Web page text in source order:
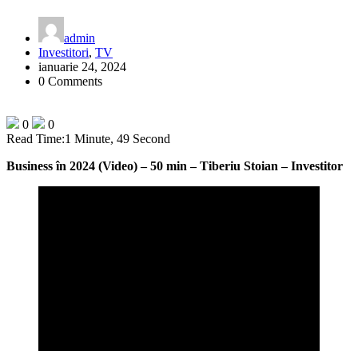
admin
Investitori, TV
ianuarie 24, 2024
0 Comments
0
0
Read Time:1 Minute, 49 Second
Business în 2024 (Video) – 50 min – Tiberiu Stoian – Investitor